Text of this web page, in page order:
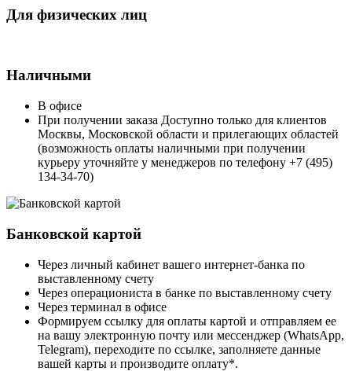
Для физических лиц
Наличными
В офисе
При получении заказа Доступно только для клиентов
Москвы, Московской области и прилегающих областей
(возможность оплаты наличными при получении
курьеру уточняйте у менеджеров по телефону +7 (495)
134-34-70)
Банковской картой
Через личный кабинет вашего интернет-банка по
выставленному счету
Через операциониста в банке по выставленному счету
Через терминал в офисе
Формируем ссылку для оплаты картой и отправляем ее
на вашу электронную почту или мессенджер (WhatsApp,
Telegram), переходите по ссылке, заполняете данные
вашей карты и производите оплату*.